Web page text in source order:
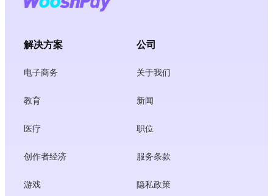
解决方案
电子商务
教育
医疗
创作者经济
游戏
公司
关于我们
新闻
职位
服务条款
隐私政策